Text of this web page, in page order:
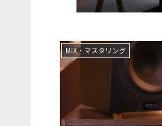
MIX・マスタリング